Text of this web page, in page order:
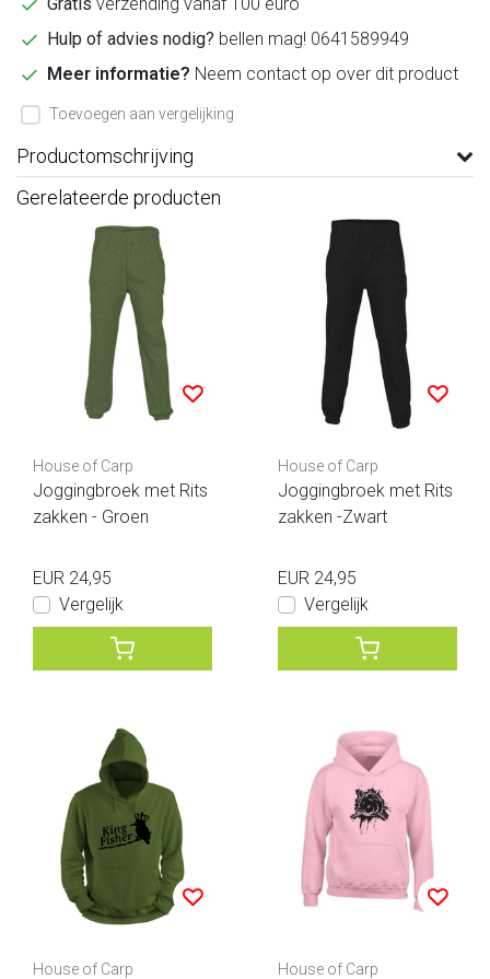
Hulp of advies nodig? bellen mag! 0641589949
Meer informatie? Neem contact op over dit product
Toevoegen aan vergelijking
Productomschrijving
Gerelateerde producten
House of Carp
Joggingbroek met Rits
zakken - Groen
EUR 24,95
Vergelijk
House of Carp
Joggingbroek met Rits
zakken -Zwart
EUR 24,95
Vergelijk
House of Carp House of Carp